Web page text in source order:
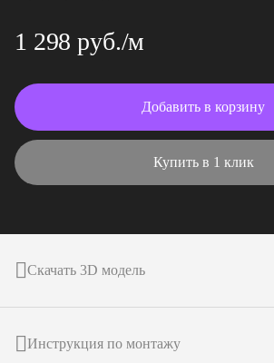
1 298 руб./м
Добавить в корзину
Купить в 1 клик
Скачать 3D модель
Инструкция по монтажу